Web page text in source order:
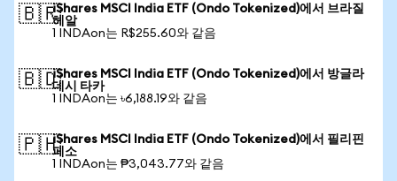
🇧🇷iShares MSCI India ETF (Ondo Tokenized)에서 브라질
헤알
1 INDAon는 R$255.60와 같음
🇧🇩iShares MSCI India ETF (Ondo Tokenized)에서 방글라
데시 타카
1 INDAon는 ৳6,188.19와 같음
🇵🇭iShares MSCI India ETF (Ondo Tokenized)에서 필리핀
페소
1 INDAon는 ₱3,043.77와 같음